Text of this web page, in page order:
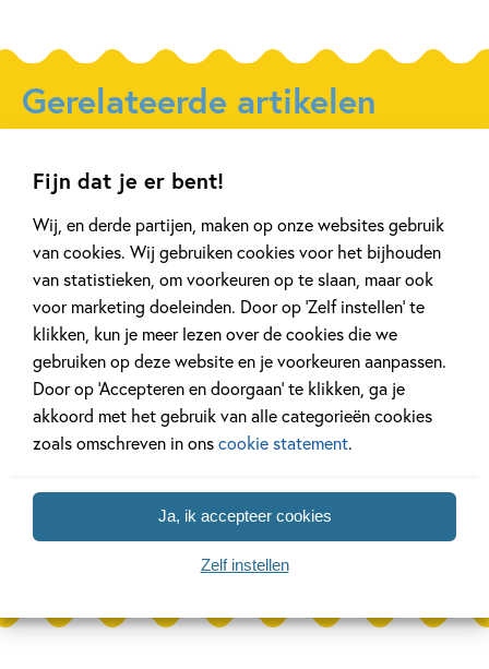
Fijn dat je er bent!
Wij, en derde partijen, maken op onze websites gebruik
van cookies. Wij gebruiken cookies voor het bijhouden
van statistieken, om voorkeuren op te slaan, maar ook
voor marketing doeleinden. Door op ‘Zelf instellen’ te
klikken, kun je meer lezen over de cookies die we
gebruiken op deze website en je voorkeuren aanpassen.
Door op ‘Accepteren en doorgaan’ te klikken, ga je
akkoord met het gebruik van alle categorieën cookies
zoals omschreven in onscookie statement.
Ja, ik accepteer cookies
Zelf instellen
Gerelateerde artikelen
11 JANUARI 2026
Ons Kinderpanel leest:
‘Marvel Superhelden’
Kinderpanel
16 JULI 2025
De leukste
vakantie!
Bekijk alle artikelen